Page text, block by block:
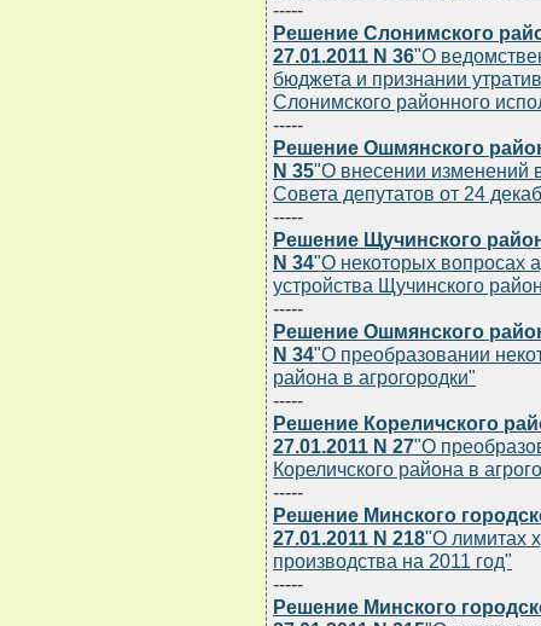
-----
Решение Слонимского
27.01.2011 N 36"О
бюджета и признании
Слонимского районного
-----
Решение Ошмянского
N 35"О внесении изменений
Совета депутатов от 24
-----
Решение Щучинского
N 34"О некоторых вопросах
устройства Щучинского
-----
Решение Ошмянского
N 34"О преобразовании
района в агрогородки"
-----
Решение Кореличского
27.01.2011 N 27"О
Кореличского района в
-----
Решение Минского
27.01.2011 N 218"О лимитах
производства на 2011 год"
-----
Решение Минского